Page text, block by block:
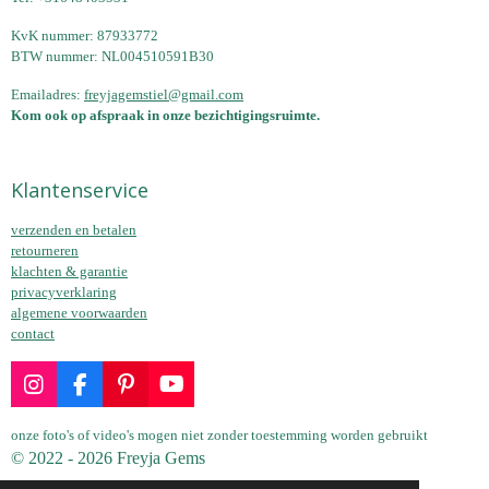
KvK nummer: 87933772
BTW nummer: NL004510591B30
Emailadres: freyjagemstiel@gmail.com
Kom ook op afspraak in onze bezichtigingsruimte.
Klantenservice
verzenden en betalen
retourneren
klachten & garantie
privacyverklaring
algemene voorwaarden
contact
I
s
t
a
F
c
e
b
P
n
t
e
Y
u
T
u
onze foto's of video's mogen niet zonder toestemming worden gebruikt
© 2022 - 2026 Freyja Gems
Powered byJouwWeb